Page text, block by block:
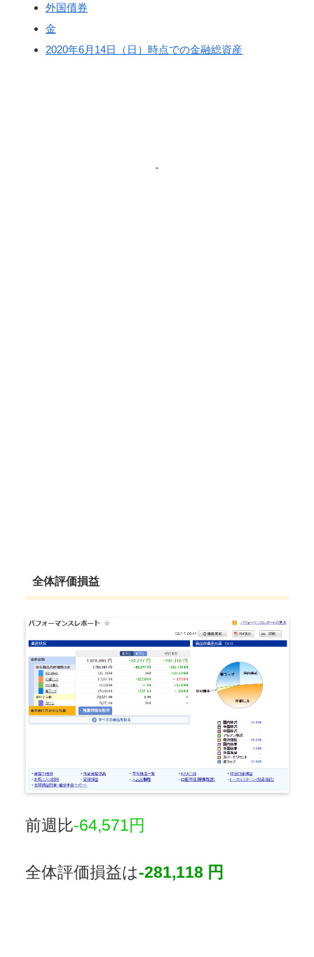
外国債券
金
2020年6月14日（日）時点での金融総資産
全体評価損益
前週比-64,571円
全体評価損益は-281,118 円